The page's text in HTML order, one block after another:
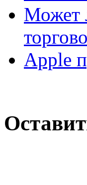
Может
Apple